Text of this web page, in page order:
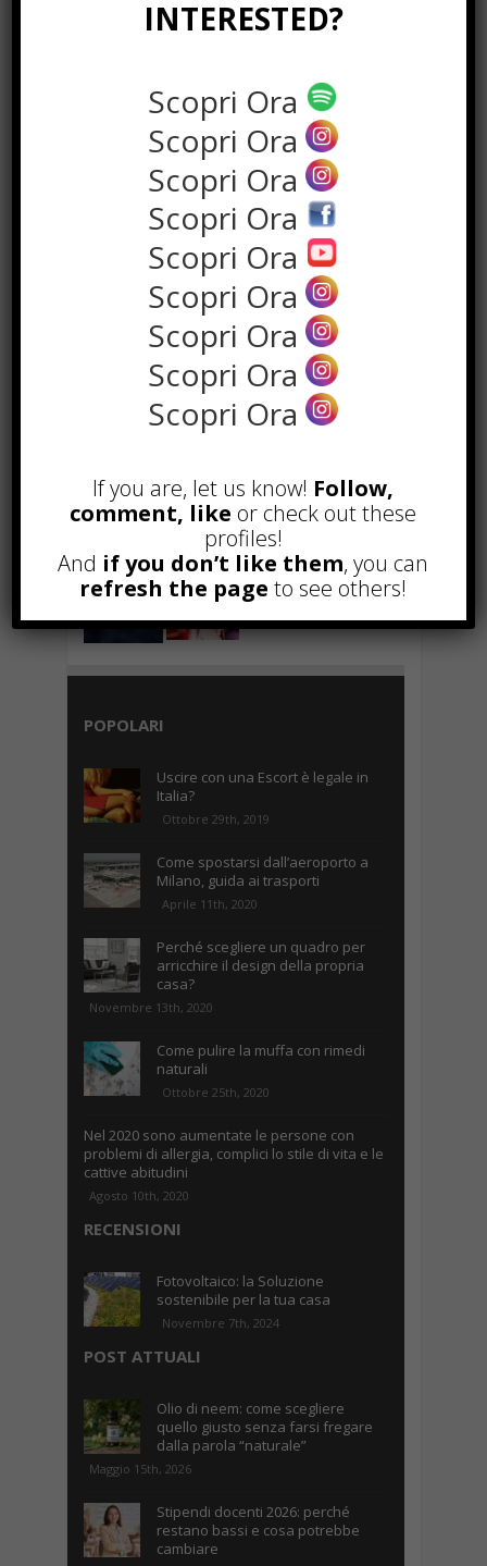
Ottobre 29th, 2019
Aprile 11th, 2020
Perché scegliere un quadro per
arricchire il design della propria
casa?
Novembre 13th, 2020
Come pulire la muffa con rimedi
naturali
Ottobre 25th, 2020
NEWS IN UNA FOTO
POPOLARI
Uscire con una Escort è legale in
Italia?
Ottobre 29th, 2019
Come spostarsi dall’aeroporto a
Milano, guida ai trasporti
Aprile 11th, 2020
Perché scegliere un quadro per
arricchire il design della propria
casa?
Novembre 13th, 2020
Come pulire la muffa con rimedi
naturali
Ottobre 25th, 2020
Nel 2020 sono aumentate le persone con
problemi di allergia, complici lo stile di vita e le
cattive abitudini
Agosto 10th, 2020
RECENSIONI
Fotovoltaico: la Soluzione
sostenibile per la tua casa
Novembre 7th, 2024
POST ATTUALI
Olio di neem: come scegliere
quello giusto senza farsi fregare
dalla parola “naturale”
Maggio 15th, 2026
Stipendi docenti 2026: perché
restano bassi e cosa potrebbe
cambiare
INTERESTED?
Scopri Ora
Scopri Ora
Scopri Ora
Scopri Ora
Scopri Ora
Scopri Ora
Scopri Ora
Scopri Ora
Scopri Ora
If you are, let us know! Follow,
comment, like or check out these
profiles!
And if you don’t like them, you can
refresh the page to see others!